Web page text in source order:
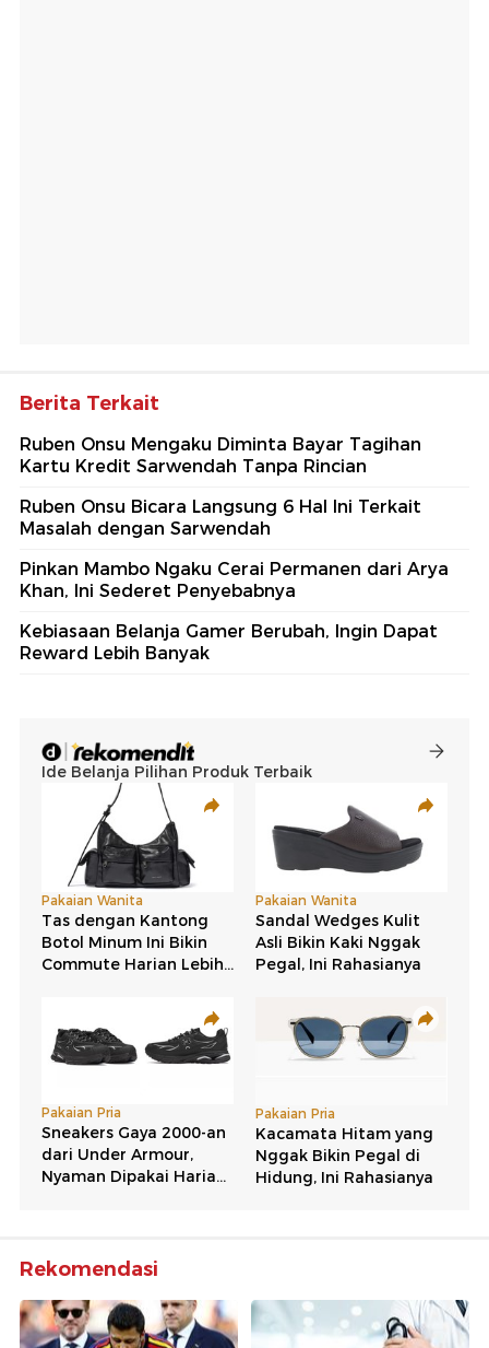
Berita Terkait
Ruben Onsu Mengaku Diminta Bayar Tagihan
Kartu Kredit Sarwendah Tanpa Rincian
Ruben Onsu Bicara Langsung 6 Hal Ini Terkait
Masalah dengan Sarwendah
Pinkan Mambo Ngaku Cerai Permanen dari Arya
Khan, Ini Sederet Penyebabnya
Kebiasaan Belanja Gamer Berubah, Ingin Dapat
Reward Lebih Banyak
Rekomendasi